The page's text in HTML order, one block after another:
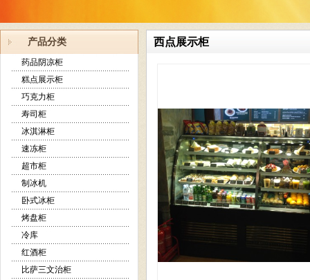
产品分类
药品阴凉柜
糕点展示柜
巧克力柜
寿司柜
冰淇淋柜
速冻柜
超市柜
制冰机
卧式冰柜
烤盘柜
冷库
红酒柜
比萨三文治柜
西点展示柜